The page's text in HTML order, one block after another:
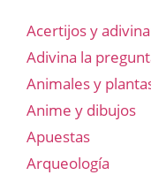
Acertijos y
Adivina la
Animales y
Anime y dibujos
Apuestas
Arqueología